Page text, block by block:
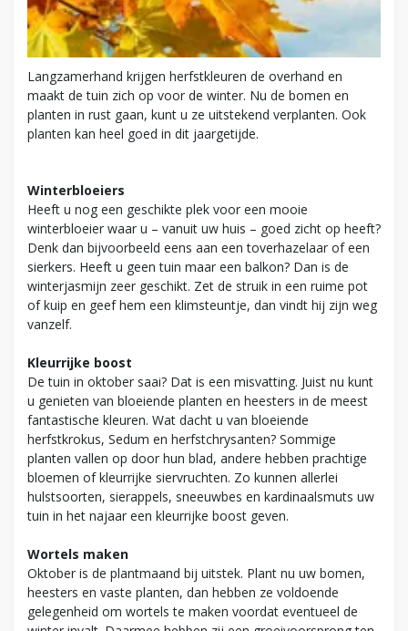
Langzamerhand krijgen herfstkleuren de overhand en
maakt de tuin zich op voor de winter. Nu de bomen en
planten in rust gaan, kunt u ze uitstekend verplanten. Ook
planten kan heel goed in dit jaargetijde.
Winterbloeiers
Heeft u nog een geschikte plek voor een mooie
winterbloeier waar u – vanuit uw huis – goed zicht op heeft?
Denk dan bijvoorbeeld eens aan een toverhazelaar of een
sierkers. Heeft u geen tuin maar een balkon? Dan is de
winterjasmijn zeer geschikt. Zet de struik in een ruime pot
of kuip en geef hem een klimsteuntje, dan vindt hij zijn weg
vanzelf.
Kleurrijke boost
De tuin in oktober saai? Dat is een misvatting. Juist nu kunt
u genieten van bloeiende planten en heesters in de meest
fantastische kleuren. Wat dacht u van bloeiende
herfstkrokus, Sedum en herfstchrysanten? Sommige
planten vallen op door hun blad, andere hebben prachtige
bloemen of kleurrijke siervruchten. Zo kunnen allerlei
hulstsoorten, sierappels, sneeuwbes en kardinaalsmuts uw
tuin in het najaar een kleurrijke boost geven.
Wortels maken
Oktober is de plantmaand bij uitstek. Plant nu uw bomen,
heesters en vaste planten, dan hebben ze voldoende
gelegenheid om wortels te maken voordat eventueel de